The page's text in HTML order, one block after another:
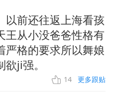
以前还往返上海看孩
王从小没爸爸性格有
严格的要求所以舞娘
ji强。
14 更多跟贴